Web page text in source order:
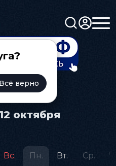
Всё верно
октября
Вс. Пн. Вт. Ср.